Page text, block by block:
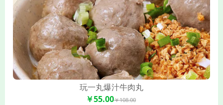
玩一丸爆汁牛肉丸
￥55.00￥108.00